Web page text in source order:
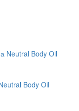
Body Oil